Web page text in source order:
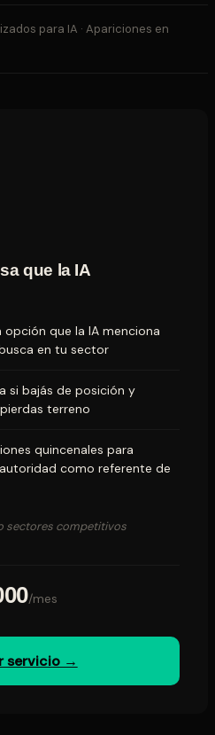
para IA · Apariciones en
que la IA
opción que la IA menciona
en tu sector
si bajás de posición y
terreno
quincenales para
como referente de
sectores competitivos
/mes
servicio →